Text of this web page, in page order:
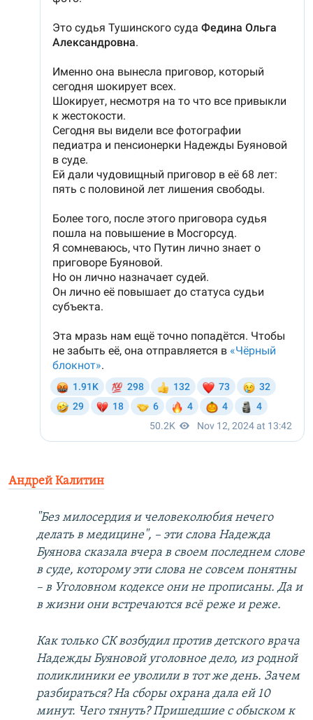
Андрей Калитин
"Без милосердия и человеколюбия нечего
делать в медицине", – эти слова Надежда
Буянова сказала вчера в своем последнем слове
в суде, которому эти слова не совсем понятны
– в Уголовном кодексе они не прописаны. Да и
в жизни они встречаются всё реже и реже.
Как только СК возбудил против детского врача
Надежды Буяновой уголовное дело, из родной
поликлиники ее уволили в тот же день. Зачем
разбираться? На сборы охрана дала ей 10
минут. Чего тянуть? Пришедшие с обыском к